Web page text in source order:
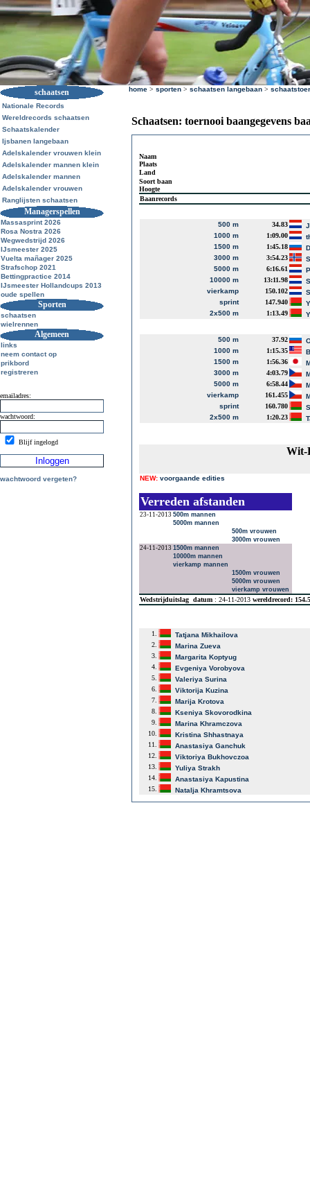
schaatsen
Nationale Records
Wereldrecords schaatsen
Schaatskalender
Ijsbanen langebaan
Adelskalender vrouwen klein
Adelskalender mannen klein
Adelskalender mannen
Adelskalender vrouwen
Ranglijsten schaatsen
Managerspellen
Massasprint 2026
Rosa Nostra 2026
Wegwedstrijd 2026
IJsmeester 2025
Vuelta mañager 2025
Strafschop 2021
Bettingpractice 2014
IJsmeester Hollandcups 2013
oude spellen
Sporten
schaatsen
wielrennen
Algemeen
links
neem contact op
prikbord
registreren
emailadres:
wachtwoord:
Blijf ingelogd
wachtwoord vergeten?
home > sporten > schaatsen langebaan >
Schaatsen: toernooi baangegevens
Naam
Plaats
Land
Soort baan
Hoogte
Baanrecords
500 m 34.83
1000 m
1:09.00
1500 m
1:45.18
3000 m
3:54.23
5000 m
6:16.61
10000 m
13:11.98
vierkamp
150.102
sprint
147.940
2x500 m
1:13.49
500 m 37.92
1000 m
1:15.35
1500 m
1:56.36
3000 m
4:03.79
5000 m
6:58.44
vierkamp
161.455
sprint
160.780
2x500 m
1:20.23
Wit-
NEW: voorgaande edities
Verreden afstanden
23-11-2013 500m mannen
5000m mannen
500m vrouwen
3000m vrouwen
24-11-2013 1500m mannen
10000m mannen
vierkamp mannen
1500m vrouwen
5000m vrouwen
vierkamp vrouwen
Wedstrijduitslag datum : 24-11-2013 wereldrecord:
1.
Tatjana Mikhailova
2.
Marina Zueva
3.
Margarita Koptyug
4.
Evgeniya Vorobyova
5.
Valeriya Surina
6.
Viktorija Kuzina
7.
Marija Krotova
8.
Kseniya Skovorodkina
9.
Marina Khramczova
10.
Kristina Shhastnaya
11.
Anastasiya Ganchuk
12.
Viktoriya Bukhovczoa
13.
Yuliya Strakh
14.
Anastasiya Kapustina
15.
Natalja Khramtsova